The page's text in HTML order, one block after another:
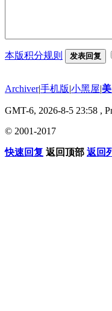
本版积分规则 发表回复
Archiver|手机版|小黑屋|
GMT-6, 2026-8-5 23:58 ,
© 2001-2017
快速回复 返回顶部 返回